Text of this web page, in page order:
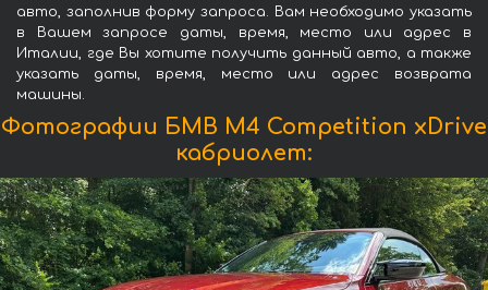
авто, заполнив форму запроса. Вам необходимо указать
в Вашем запросе даты, время, место или адрес в
Италии, где Вы хотите получить данный авто, а также
указать даты, время, место или адрес возврата
машины.
Фотографии БМВ M4 Competition xDrive
кабриолет: